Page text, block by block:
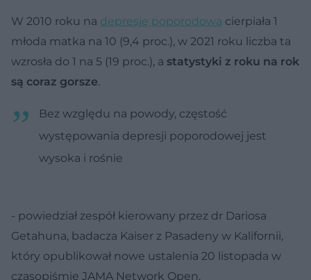
W 2010 roku na depresję poporodową cierpiała 1
młoda matka na 10 (9,4 proc.), w 2021 roku liczba ta
wzrosła do 1 na 5 (19 proc.), a statystyki z roku na rok
są coraz gorsze.
Bez względu na powody, częstość
występowania depresji poporodowej jest
wysoka i rośnie
- powiedział zespół kierowany przez dr Dariosa
Getahuna, badacza Kaiser z Pasadeny w Kalifornii,
który opublikował nowe ustalenia 20 listopada w
czasopiśmie JAMA Network Open.